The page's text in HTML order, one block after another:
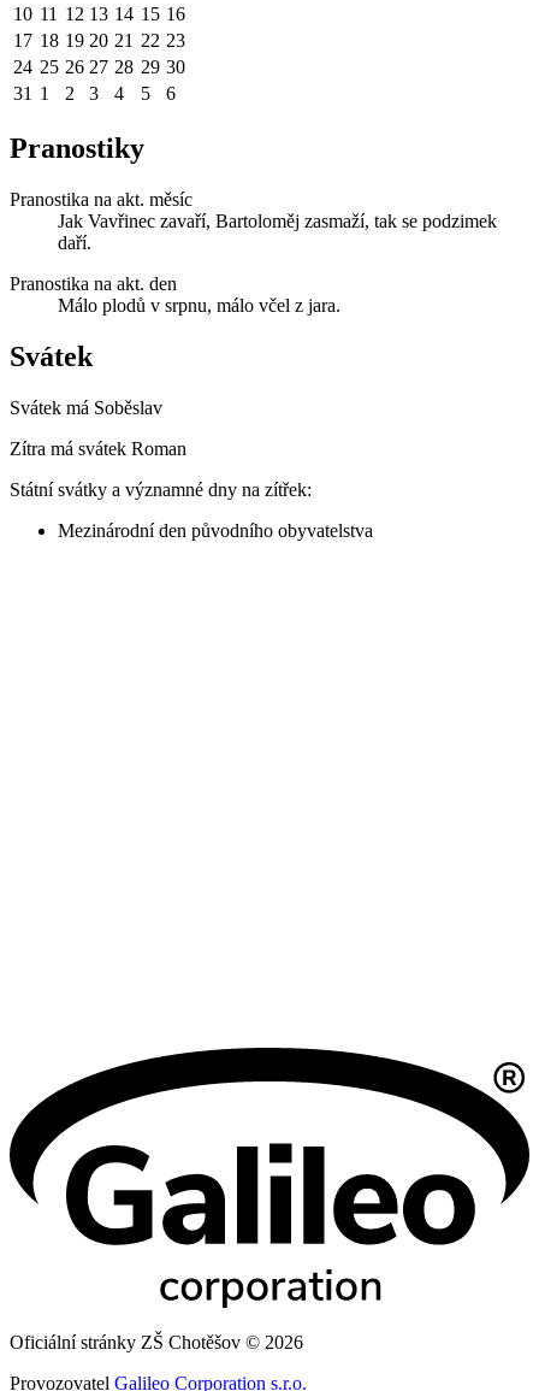
10 11 12 13 14 15 16
17 18 19 20 21 22 23
24 25 26 27 28 29 30
31 1 2 3 4 5 6
Pranostiky
Pranostika na akt. měsíc
Jak Vavřinec zavaří, Bartoloměj zasmaží, tak se podzimek
daří.
Pranostika na akt. den
Málo plodů v srpnu, málo včel z jara.
Svátek
Svátek má Soběslav
Zítra má svátek Roman
Státní svátky a významné dny na zítřek:
Mezinárodní den původního obyvatelstva
Oficiální stránky ZŠ Chotěšov © 2026
Provozovatel Galileo Corporation s.r.o.